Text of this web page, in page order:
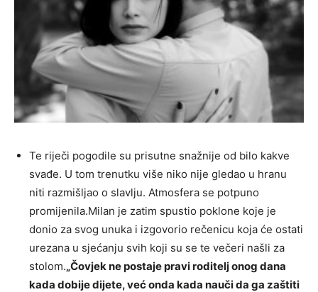
Te riječi pogodile su prisutne snažnije od bilo kakve
svađe. U tom trenutku više niko nije gledao u hranu
niti razmišljao o slavlju. Atmosfera se potpuno
promijenila.Milan je zatim spustio poklone koje je
donio za svog unuka i izgovorio rečenicu koja će ostati
urezana u sjećanju svih koji su se te večeri našli za
stolom.„Čovjek ne postaje pravi roditelj onog dana
kada dobije dijete, već onda kada nauči da ga zaštiti